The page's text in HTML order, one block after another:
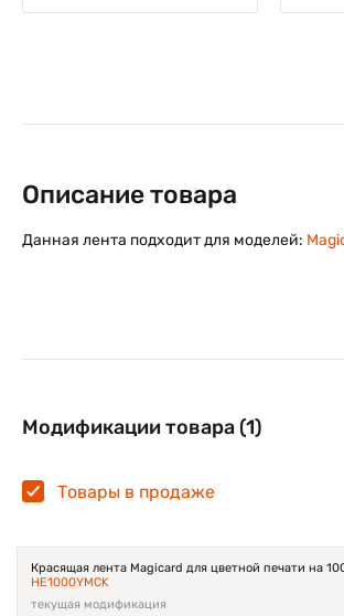
Описание товара
Данная лента подходит для моделей:
Модификации товара (1)
Товары в продаже
Красящая лента Magicard для цветной печати на
HE1000YMCK
текущая модификация